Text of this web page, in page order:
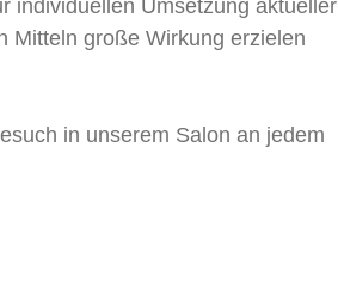
individuellen Umsetzung aktueller
Mitteln große Wirkung erzielen
in unserem Salon an jedem